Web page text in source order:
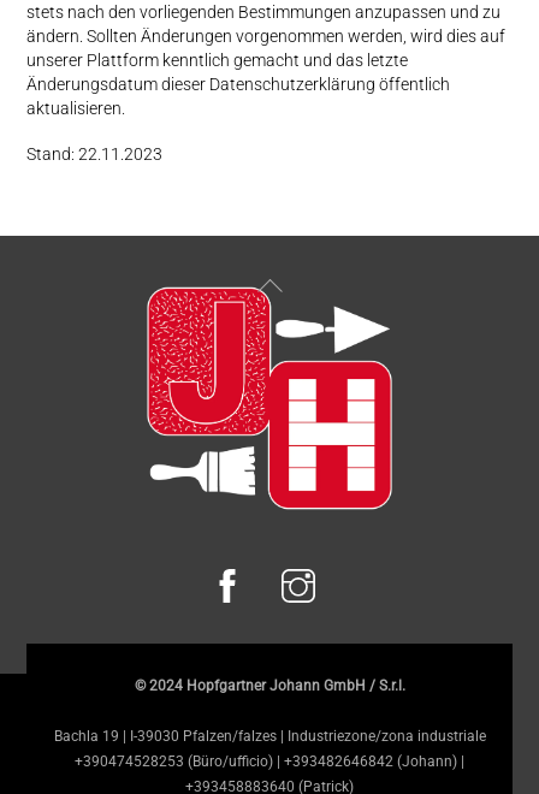
stets nach den vorliegenden Bestimmungen anzupassen und zu
ändern. Sollten Änderungen vorgenommen werden, wird dies auf
unserer Plattform kenntlich gemacht und das letzte
Änderungsdatum dieser Datenschutzerklärung öffentlich
aktualisieren.
Stand: 22.11.2023
Back
To
Top
© 2024 Hopfgartner Johann GmbH / S.r.l.
Bachla 19 | I-39030 Pfalzen/falzes | Industriezone/zona industriale
+390474528253 (Büro/ufficio) | +393482646842 (Johann) |
+393458883640 (Patrick)